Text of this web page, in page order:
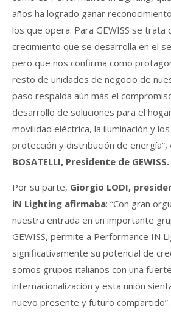
años ha logrado ganar
los que opera. Para GEWISS se trata
crecimiento que se desarrolla en el
pero que nos confirma como
resto de unidades de negocio de
paso respalda aún más el
desarrollo de soluciones para el
movilidad eléctrica, la iluminación y
protección y distribución de energía”,
BOSATELLI, Presidente de GEWISS.
Por su parte, Giorgio LODI,
iN Lighting afirmaba: “Con gran
nuestra entrada en un importante
GEWISS, permite a Performance IN
significativamente su potencial de
somos grupos italianos con una
internacionalización y esta unión
nuevo presente y futuro compartido”.